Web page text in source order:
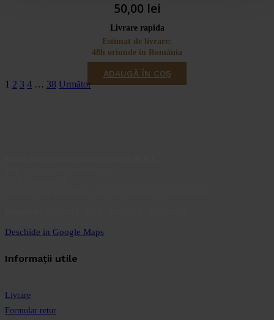
50,00 lei
Livrare rapida
Estimat de livrare:
48h oriunde în România
ADAUGĂ ÎN COȘ
1 2 3 4 … 38 Următor
Deschide in Google Maps
Informații utile
Livrare
Formular retur